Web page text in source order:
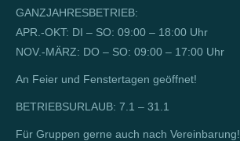
new
window
in
new
GANZJAHRESBETRIEB:
APR.-OKT: DI – SO: 09:00 – 18:00 Uhr
NOV.-MÄRZ: DO – SO: 09:00 – 17:00 Uhr
An Feier und Fenstertagen geöffnet!
BETRIEBSURLAUB: 7.1 – 31.1
Für Gruppen gerne auch nach Vereinbarung!